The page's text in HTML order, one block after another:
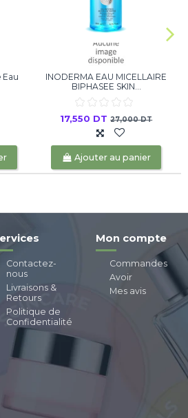
Eau
INODERMA EAU MICELLAIRE
BIPHASEE SKIN...
17,550 DT27,000 DT
Ajouter au panier
Contactez-
nous
Livraisons &
Retours
Politique de
Confidentialité
Mon compte
Commandes
Avoir
Mes avis